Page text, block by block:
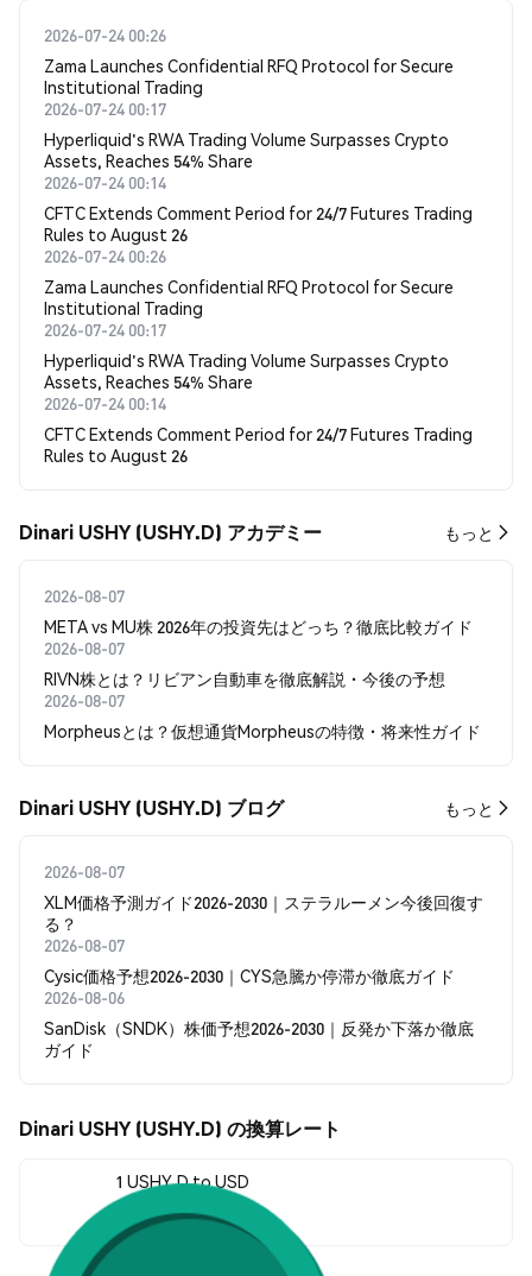
2026-07-24 00:26
Zama Launches Confidential RFQ Protocol for Secure
Institutional Trading
2026-07-24 00:17
Hyperliquid's RWA Trading Volume Surpasses Crypto
Assets, Reaches 54% Share
2026-07-24 00:14
CFTC Extends Comment Period for 24/7 Futures Trading
Rules to August 26
2026-07-24 00:26
Zama Launches Confidential RFQ Protocol for Secure
Institutional Trading
2026-07-24 00:17
Hyperliquid's RWA Trading Volume Surpasses Crypto
Assets, Reaches 54% Share
2026-07-24 00:14
CFTC Extends Comment Period for 24/7 Futures Trading
Rules to August 26
Dinari USHY (USHY.D) アカデミー もっと
2026-08-07
META vs MU株 2026年の投資先はどっち？徹底比較ガイド
2026-08-07
RIVN株とは？リビアン自動車を徹底解説・今後の予想
2026-08-07
Morpheusとは？仮想通貨Morpheusの特徴・将来性ガイド
Dinari USHY (USHY.D) ブログ もっと
2026-08-07
XLM価格予測ガイド2026-2030｜ステラルーメン今後回復す
る？
2026-08-07
Cysic価格予想2026-2030｜CYS急騰か停滞か徹底ガイド
2026-08-06
SanDisk（SNDK）株価予想2026-2030｜反発か下落か徹底
ガイド
Dinari USHY (USHY.D) の換算レート
1 USHY.D to USD
--